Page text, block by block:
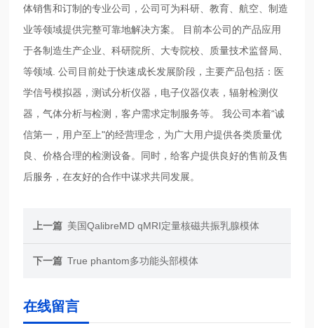
体销售和订制的专业公司，公司可为科研、教育、航空、制造
业等领域提供完整可靠地解决方案。 目前本公司的产品应用
于各制造生产企业、科研院所、大专院校、质量技术监督局、
等领域. 公司目前处于快速成长发展阶段，主要产品包括：医
学信号模拟器，测试分析仪器，电子仪器仪表，辐射检测仪
器，气体分析与检测，客户需求定制服务等。 我公司本着“诚
信第一，用户至上"的经营理念，为广大用户提供各类质量优
良、价格合理的检测设备。同时，给客户提供良好的售前及售
后服务，在友好的合作中谋求共同发展。
上一篇 美国QalibreMD qMRI定量核磁共振乳腺模体
下一篇 True phantom多功能头部模体
在线留言